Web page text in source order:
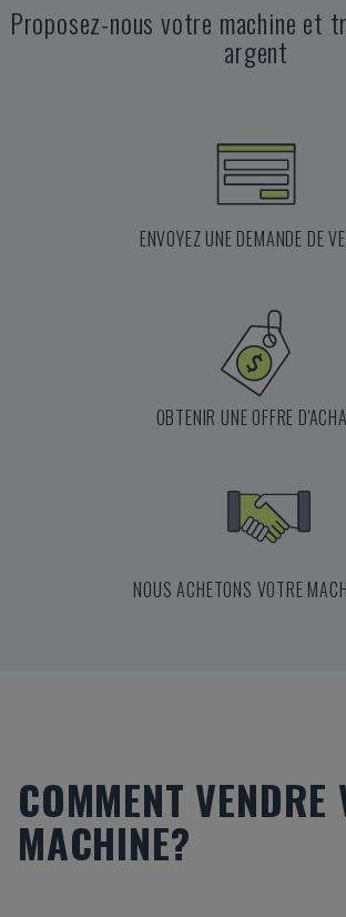
Proposez-nous votre machine et
argent
ENVOYEZ UNE DEMANDE DE
OBTENIR UNE OFFRE
NOUS ACHETONS VOTRE
COMMENT VENDRE
MACHINE?